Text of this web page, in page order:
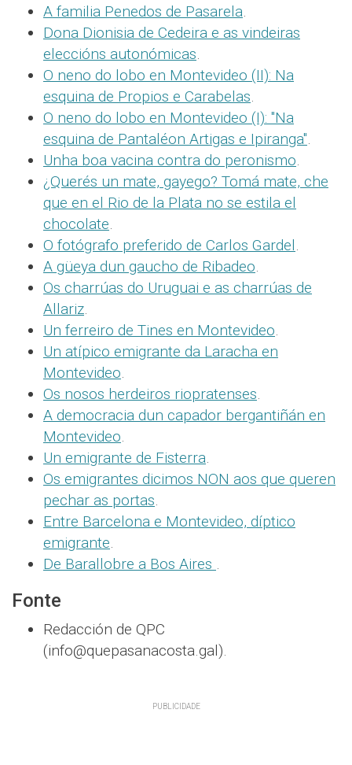
A familia Penedos de Pasarela.
Dona Dionisia de Cedeira e as vindeiras
eleccións autonómicas.
O neno do lobo en Montevideo (II): Na
esquina de Propios e Carabelas.
O neno do lobo en Montevideo (I): "Na
esquina de Pantaléon Artigas e Ipiranga".
Unha boa vacina contra do peronismo.
¿Querés un mate, gayego? Tomá mate, che
que en el Rio de la Plata no se estila el
chocolate.
O fotógrafo preferido de Carlos Gardel.
A güeya dun gaucho de Ribadeo.
Os charrúas do Uruguai e as charrúas de
Allariz.
Un ferreiro de Tines en Montevideo.
Un atípico emigrante da Laracha en
Montevideo.
Os nosos herdeiros riopratenses.
A democracia dun capador bergantiñán en
Montevideo.
Un emigrante de Fisterra.
Os emigrantes dicimos NON aos que queren
pechar as portas.
Entre Barcelona e Montevideo, díptico
emigrante.
De Barallobre a Bos Aires .
Fonte
Redacción de QPC
(info@quepasanacosta.gal).